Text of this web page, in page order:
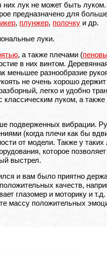
них лук не может быть
предназначено для
, плунжер, полочку и др.
луки.
, а также плечами (
в них винтом.
меньшее разнообразие
не очень хорошо
легко и удобно
классическим луком, а
подверженных вибрации.
(когда плечи как бы
от модели. Также у
которое
выстрел.
и вам было приятно
качеств,
глазомер и моторику и т.д.
массу положительных